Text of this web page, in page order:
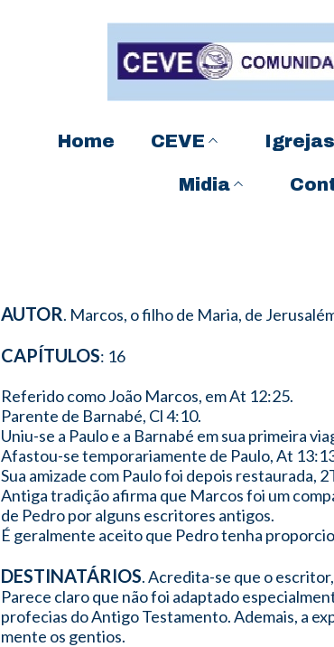
Home CEVE Igrejas
Midia
AUTOR. Marcos, o filho de Maria, de
CAPÍTULOS: 16
Referido como João Marcos, em At 12:25.
Parente de Barnabé, Cl 4:10.
Uniu-se a Paulo e a Barnabé em sua primeira
Afastou-se temporariamente de Paulo, At
Sua amizade com Paulo foi depois restaurada,
Antiga tradição afirma que Marcos foi um
de Pedro por alguns escritores antigos.
É geralmente aceito que Pedro tenha
DESTINATÁRIOS. Acredita-se que o
Parece claro que não foi adaptado
profecias do Antigo Testamento. Ademais, a
mente os gentios.